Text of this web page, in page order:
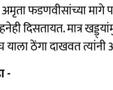
अमृता फडणवीसांच्या
दिसतायत. मात्र
याला ठेंगा दाखवत
-